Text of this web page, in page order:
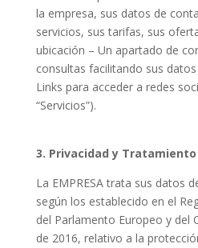
la empresa, sus datos de
servicios, sus tarifas, sus
ubicación – Un apartado de
consultas facilitando sus
Links para acceder a redes
“Servicios”).
3. Privacidad y
La EMPRESA trata sus datos
según los establecido en el
del Parlamento Europeo y del
de 2016, relativo a la